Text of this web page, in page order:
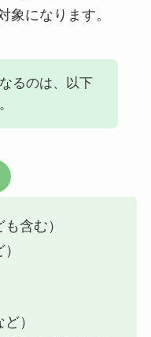
象になります。
るのは、以下
含む）
）